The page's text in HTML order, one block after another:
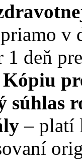
v
1 deň
súhlas
– platí